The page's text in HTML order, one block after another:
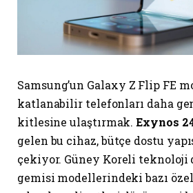
Samsung’un Galaxy Z Flip FE
katlanabilir telefonları daha
kitlesine ulaştırmak.Exynos
gelen bu cihaz, bütçe dostu
çekiyor. Güney Koreli teknoloji
gemisi modellerindeki bazı